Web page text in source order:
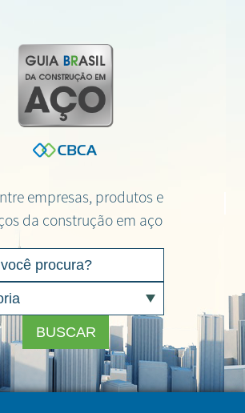
empresas, produtos e
da construção em aço